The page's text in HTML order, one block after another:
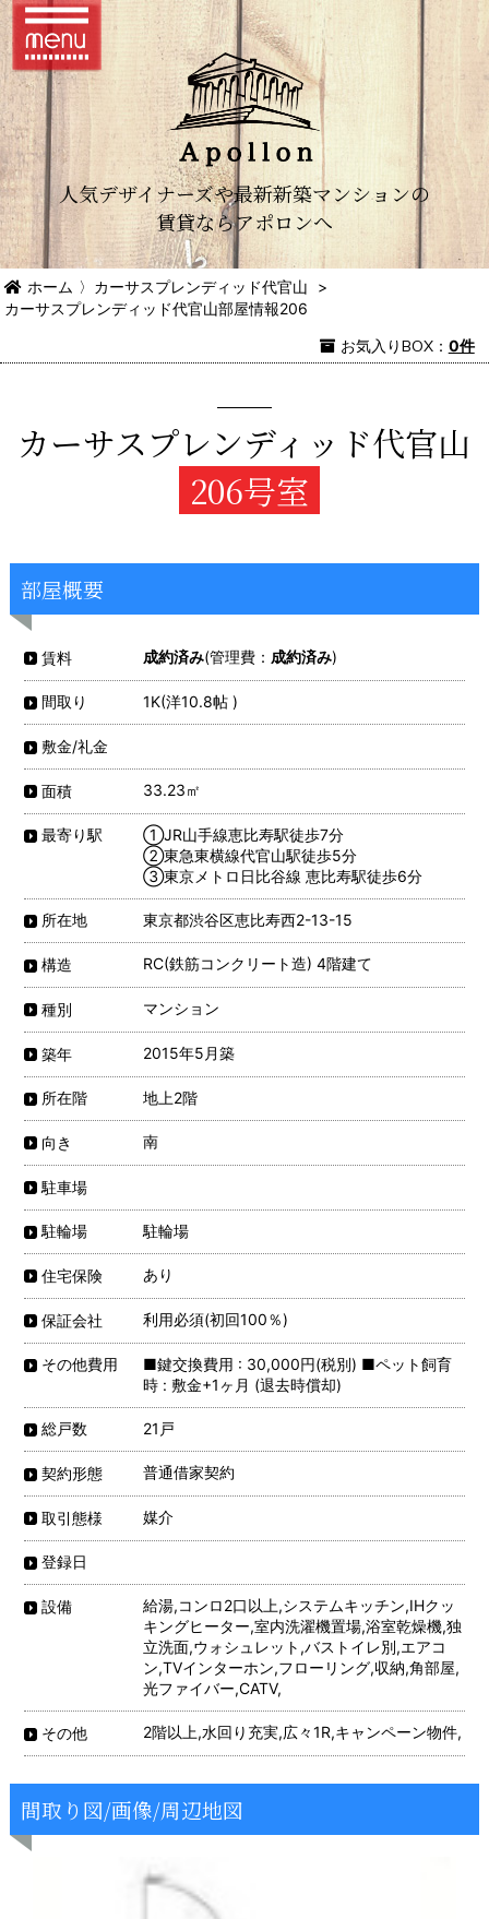
人気デザイナーズや最新新築マンションの
賃貸ならアポロンへ
ホーム 〉 カーサスプレンディッド代官山
>
カーサスプレンディッド代官山部屋情報206
お気入りBOX： 0件
カーサスプレンディッド代官山
206号室
部屋概要
賃料 成約済み(管理費： 成約済み)
間取り 1K(洋10.8帖 )
敷金/礼金
面積 33.23㎡
最寄り駅
①JR山手線恵比寿駅徒歩7分
②東急東横線代官山駅徒歩5分
③東京メトロ日比谷線 恵比寿駅徒歩6分
所在地 東京都渋谷区恵比寿西2-13-15
構造 RC(鉄筋コンクリート造) 4階建て
種別 マンション
築年 2015年5月築
所在階 地上2階
向き 南
駐車場
駐輪場 駐輪場
住宅保険 あり
保証会社 利用必須(初回100％)
その他費用
■鍵交換費用 : 30,000円(税別) ■ペット飼育
時 : 敷金+1ヶ月 (退去時償却)
総戸数 21戸
契約形態 普通借家契約
取引態様 媒介
登録日
設備
給湯,コンロ2口以上,システムキッチン,IHクッ
キングヒーター,室内洗濯機置場,浴室乾燥機,独
立洗面,ウォシュレット,バストイレ別,エアコ
ン,TVインターホン,フローリング,収納,角部屋,
光ファイバー,CATV,
その他 2階以上,水回り充実,広々1R,キャンペーン物件,
間取り図/画像/周辺地図